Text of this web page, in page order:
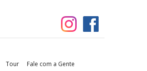
Tour Fale com a Gente